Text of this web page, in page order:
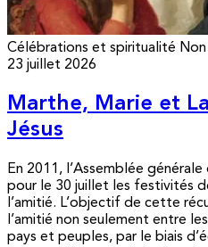
Célébrations et spiritualité
23 juillet 2026
Marthe, Marie et
Jésus
En 2011, l’Assemblée
pour le 30 juillet les festivités
l’amitié. L’objectif de cette
l’amitié non seulement entre
pays et peuples, par le biais